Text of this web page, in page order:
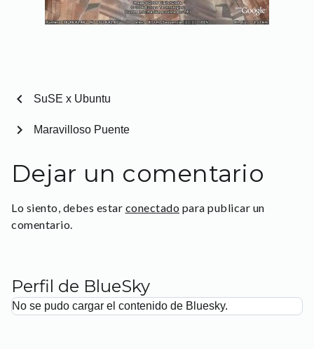
chevron_left SuSE x Ubuntu
Maravilloso Puente
chevron_right
Dejar un comentario
Lo siento, debes estar conectado para publicar un
comentario.
Perfil de BlueSky
No se pudo cargar el contenido de Bluesky.